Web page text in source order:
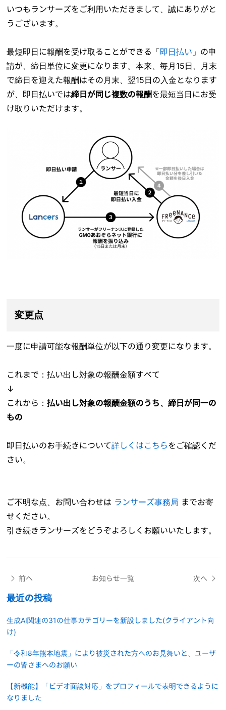
いつもランサーズをご利用いただきまして、誠にありがと
うございます。
最短即日に報酬を受け取ることができる「即日払い 」の申
請が、締日単位に変更になります。本来、毎月15日、月末
で締日を迎えた報酬はその月末、翌15日の入金となります
が、即日払いでは締日が同じ複数の報酬を最短当日にお受
け取りいただけます。
変更点
一度に申請可能な報酬単位が以下の通り変更になります。
これまで：払い出し対象の報酬金額すべて
↓
これから：払い出し対象の報酬金額のうち、締日が同一の
もの
即日払いのお手続きについて詳しくはこちらをご確認くだ
さい。
ご不明な点、お問い合わせは ランサーズ事務局 までお寄
せください。
引き続きランサーズをどうぞよろしくお願いいたします。
前へ お知らせ一覧 次へ
最近の投稿
生成AI関連の31の仕事カテゴリーを新設しました(クライアント向
け)
「令和8年熊本地震」により被災された方へのお見舞いと、ユーザ
ーの皆さまへのお願い
【新機能】「ビデオ面談対応」をプロフィールで表明できるように
なりました